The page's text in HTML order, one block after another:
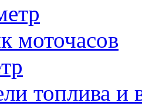
моточасов
топлива и